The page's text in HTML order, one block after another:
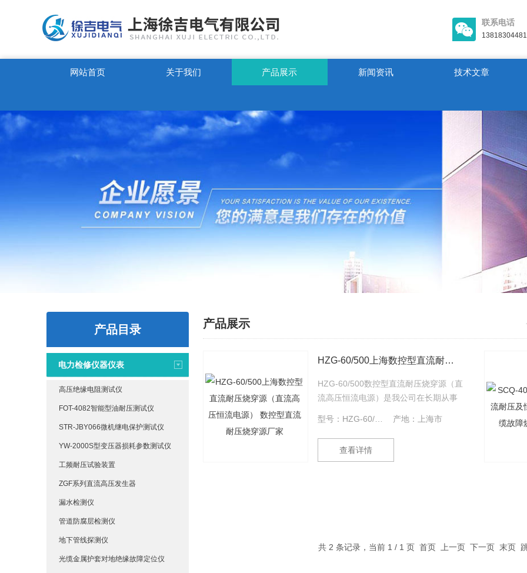
联系电话
13818304481
网站首页 关于我们 产品展示 新闻资讯 技术文章
产品目录
电力检修仪器仪表
高压绝缘电阻测试仪
FOT-4082智能型油耐压测试仪
STR-JBY066微机继电保护测试仪
YW-2000S型变压器损耗参数测试仪
工频耐压试验装置
ZGF系列直流高压发生器
漏水检测仪
管道防腐层检测仪
地下管线探测仪
光缆金属护套对地绝缘故障定位仪
产品展示
HZG-60/500上海数控型直流耐压烧穿源（直流高压恒流电源） 数控型直流耐压烧穿源厂家
HZG-60/500数控型直流耐压烧穿源（直
流高压恒流电源）是我公司在长期从事
缆高阻故障烧穿器，产品性能处于、地
位。 有这样一种情况是电缆维护工作
者Z头疼的，那就是当一根绝缘良好的电
型号：HZG-60/500 产地：上海市
查看详情
共 2 条记录，当前 1 / 1 页 首页 上一页 下一页 末页